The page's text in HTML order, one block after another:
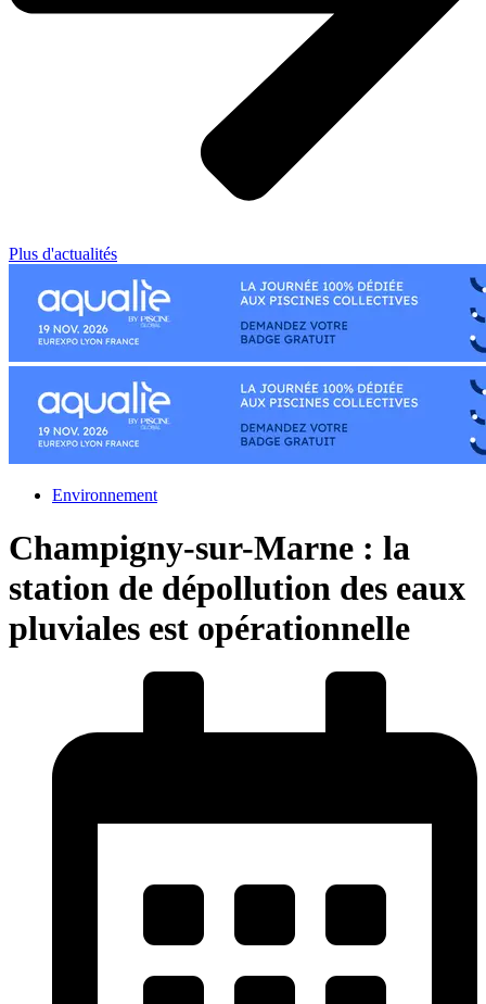
Plus d'actualités
Environnement
Champigny-sur-Marne : la
station de dépollution des eaux
pluviales est opérationnelle